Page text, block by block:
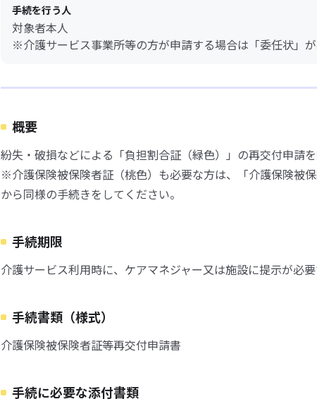
手続を行う人
対象者本人
※介護サービス事業所等の方が申請する場合は「委任状」が
概要
紛失・破損などによる「負担割合証（緑色）」の再交付申請を
※介護保険被保険者証（桃色）も必要な方は、「介護保険被保
から同様の手続きをしてください。
手続期限
介護サービス利用時に、ケアマネジャー又は施設に提示が必要
手続書類（様式）
介護保険被保険者証等再交付申請書
手続に必要な添付書類